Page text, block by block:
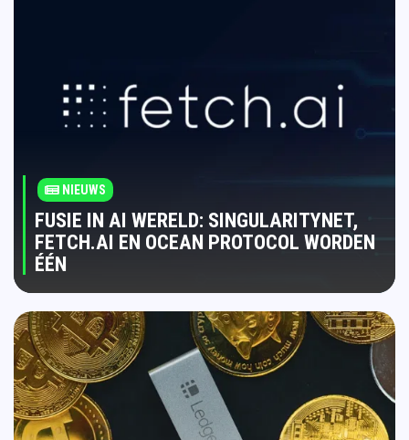
NIEUWS
FUSIE IN AI WERELD: SINGULARITYNET,
FETCH.AI EN OCEAN PROTOCOL WORDEN
ÉÉN